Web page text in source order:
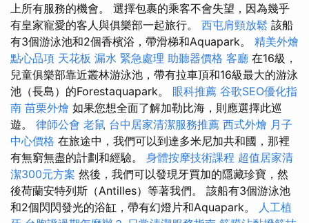
上所有服務的機會。 選擇包裹的乘客不會失望，因為幾乎
有皇家寵愛的客人與俱樂部一起旅行。 西屯肩頸放鬆 該船
有3個游泳池和2個香檳浴，帶滑梯和Aquapark。 精美外燴
點心品項 天花板 漏水 緊急處理 助聽器價格 客廳 在16級，
兒童俱樂部靠近叢林游泳池，帶有拉車頂和16級最大的游泳
池（長島）的Forestaquapark。 眼科推薦 谷歌SEO優化指
南 苗栗外燴 如果您想全面了解加勒比海，則應選擇此巡
遊。 律師公會 老鼠 台中居家清潔服務推薦 西式外燴 月子
中心價格 在旅途中，我們可以到達多米尼加共和國，那裡
有無窮無盡的計劃和經驗。 身體按摩技術課程 超值居家清
潔300元方案 然後，我們可以發現牙買加的隱藏珍寶，然
後荷蘭安特列斯（Antilles）等著我們。 該船有3個游泳池
和2個閃閃發光的浴缸，帶有幻燈片和Aquapark。
人工植